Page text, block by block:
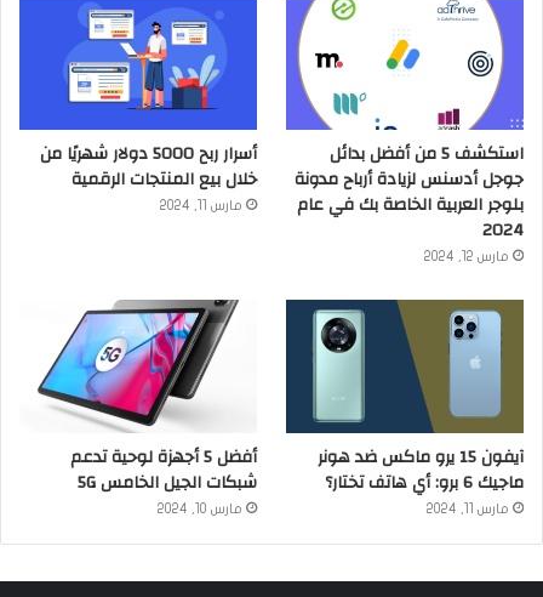
استكشف 5 من أفضل بدائل
جوجل أدسنس لزيادة أرباح مدونة
بلوجر العربية الخاصة بك في عام
2024
مارس 12, 2024
أسرار ربح 5000 دولار شهريًا من
خلال بيع المنتجات الرقمية
مارس 11, 2024
آيفون 15 يرو ماكس ضد هونر
ماجيك 6 برو: أي هاتف تختار؟
مارس 11, 2024
أفضل 5 أجهزة لوحية تدعم
شبكات الجيل الخامس 5G
مارس 10, 2024